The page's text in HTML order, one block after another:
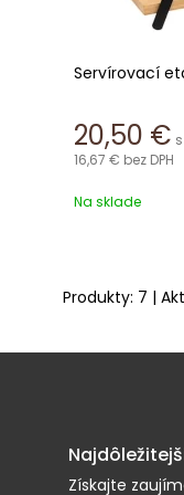
Servírovací
Rozmery:
Dĺžka 28 cm
Výška 29 cm
20,50 €
16,67 € bez DPH
Na sklade
Produkty: 7 |
Získajte